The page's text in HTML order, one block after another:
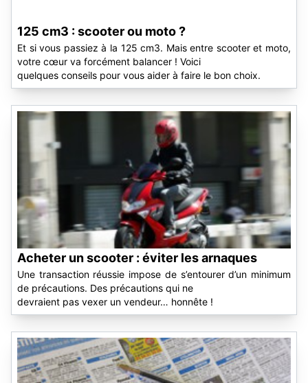
125 cm3 : scooter ou moto ?
Et si vous passiez à la 125 cm3. Mais entre scooter et moto,
votre cœur va forcément balancer ! Voici
quelques conseils pour vous aider à faire le bon choix.
Acheter un scooter : éviter les arnaques
Une transaction réussie impose de s’entourer d’un minimum
de précautions. Des précautions qui ne
devraient pas vexer un vendeur… honnête !